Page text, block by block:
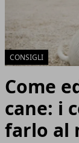
CONSIGLI
Come
cane: i
farlo al